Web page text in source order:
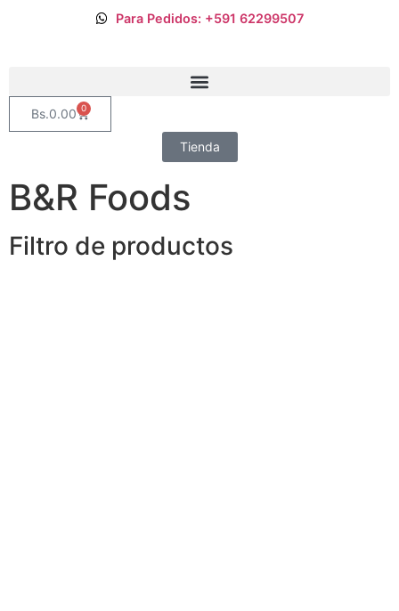
Para Pedidos: +591 62299507
Bs.0.00 0
Tienda
B&R Foods
Filtro de productos